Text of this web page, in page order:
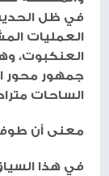
في ظل
العمليات
العنكبوت،
جمهور محور
الساحات
معنى أن
في هذا